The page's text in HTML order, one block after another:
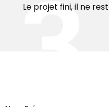
Le projet fini, il ne